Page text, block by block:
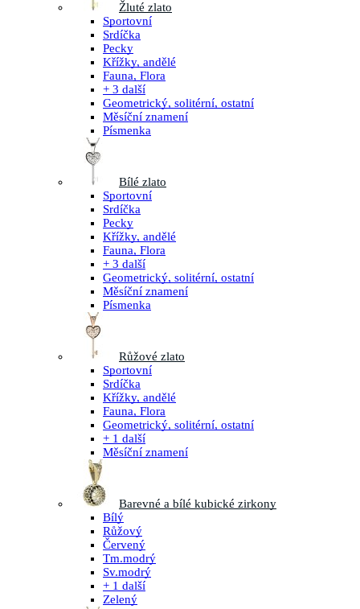
Žluté zlato
Sportovní
Srdíčka
Pecky
Křížky, andělé
Fauna, Flora
+ 3 další
Geometrický, solitérní, ostatní
Měsíční znamení
Písmenka
Bílé zlato
Sportovní
Srdíčka
Pecky
Křížky, andělé
Fauna, Flora
+ 3 další
Geometrický, solitérní, ostatní
Měsíční znamení
Písmenka
Růžové zlato
Sportovní
Srdíčka
Křížky, andělé
Fauna, Flora
Geometrický, solitérní, ostatní
+ 1 další
Měsíční znamení
Barevné a bílé kubické zirkony
Bílý
Růžový
Červený
Tm.modrý
Sv.modrý
+ 1 další
Zelený